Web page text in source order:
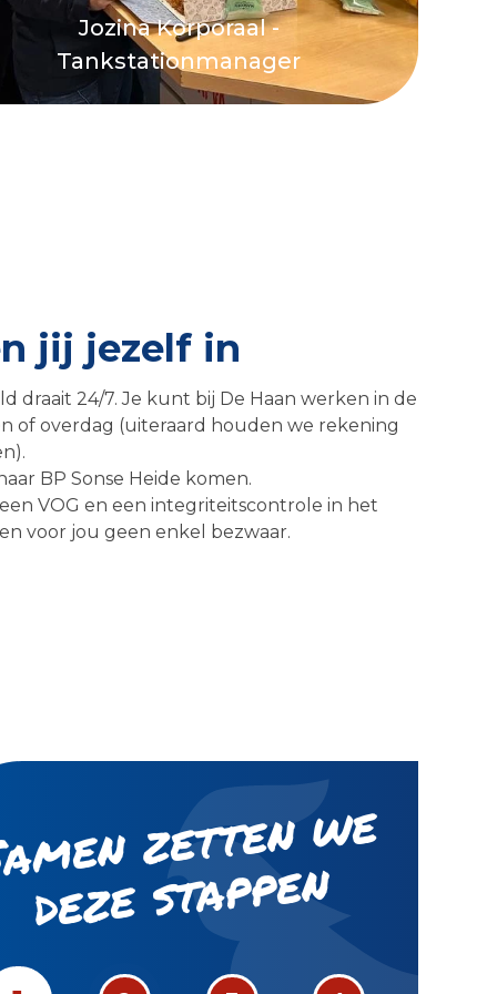
Jozina Korporaal -
Tankstationmanager
jij jezelf in
draait 24/7. Je kunt bij De Haan werken in de
of overdag (uiteraard houden we rekening
BP Sonse Heide komen.
VOG en een integriteitscontrole in het
voor jou geen enkel bezwaar.
st
n